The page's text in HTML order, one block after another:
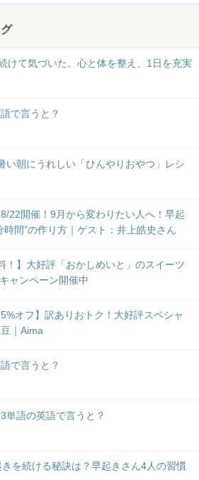
けて気づいた。心と体を整え、1日を充実
で言うと？
い朝にうれしい「ひんやりおやつ」レシ
8/22開催！9月から変わりたい人へ！早起
時間”の作り方｜ゲスト：井上皓史さん
！】大好評「おかしめいと」のスイーツ
ャンペーン開催中
5%オフ】訳ありおトク！大好評スペシャ
｜Aima
で言うと？
3単語の英語で言うと？
を続ける秘訣は？早起きさん4人の習慣